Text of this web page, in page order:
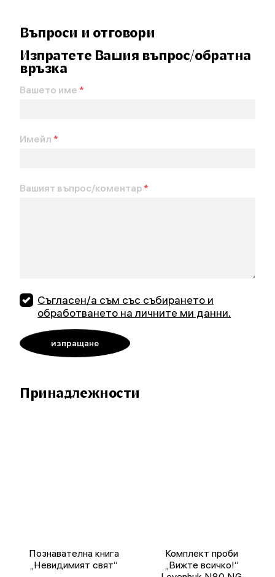
Въпроси и отговори
Изпратете Вашия въпрос/обратна
връзка
Вашето име *
Имейл *
Вашият въпрос/коментар*
Съгласен/а съм със събирането и
обработването на личните ми данни.
Принадлежности
Познавателна книга
„Невидимият свят“
Комплект проби
„Вижте всичко!“